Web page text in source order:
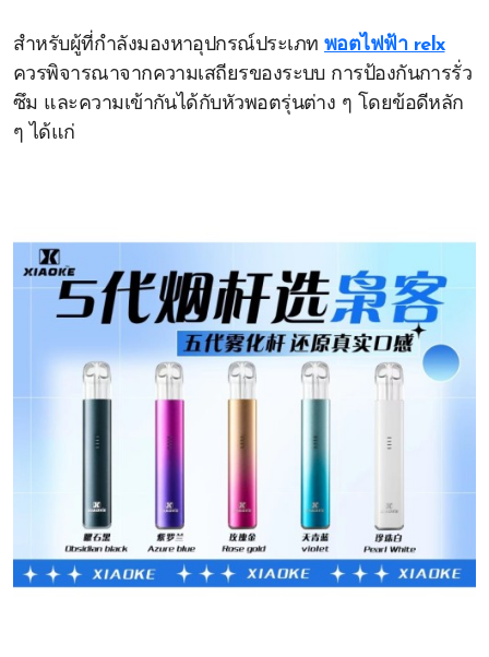
สำหรับผู้ที่กำลังมองหาอุปกรณ์ประเภท พอตไฟฟ้า relx
ควรพิจารณาจากความเสถียรของระบบ การป้องกันการรั่ว
ซึม และความเข้ากันได้กับหัวพอตรุ่นต่าง ๆ โดยข้อดีหลัก
ๆ ได้แก่